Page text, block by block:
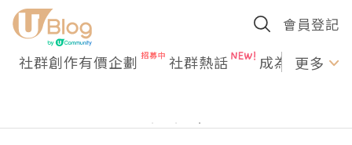
會員登記
社群創作有價企劃 社群熱話 成為U更多